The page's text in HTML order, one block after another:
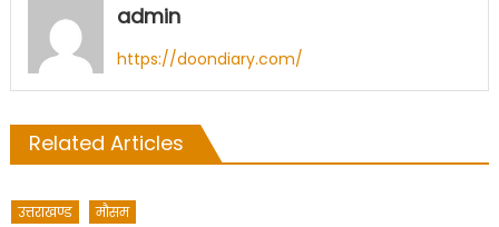
admin
https://doondiary.com/
Related Articles
उत्तराखण्ड मौसम